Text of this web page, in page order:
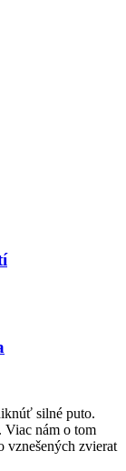
silné puto.
Viac nám o tom
vznešených zvierat